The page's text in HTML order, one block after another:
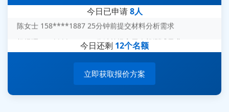
今日已申请8人
陈女士 158****1887 25分钟前提交材料分析需求
杨经理 187****6696 30分钟前提交无人机测试需求
周总 136****0539 35分钟前提交机器人测试需求
今日还剩 12个名额
立即获取报价方案